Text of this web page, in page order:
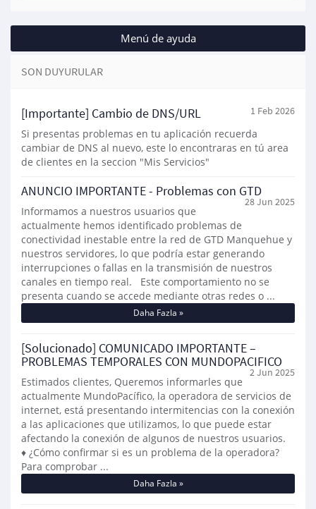
Menú de ayuda
SON DUYURULAR
[Importante] Cambio de DNS/URL 1 Feb 2026
Si presentas problemas en tu aplicación recuerda
cambiar de DNS al nuevo, este lo encontraras en tú area
de clientes en la seccion "Mis Servicios"
ANUNCIO IMPORTANTE - Problemas con GTD
28 Jun 2025
Informamos a nuestros usuarios que
actualmente hemos identificado problemas de
conectividad inestable entre la red de GTD Manquehue y
nuestros servidores, lo que podría estar generando
interrupciones o fallas en la transmisión de nuestros
canales en tiempo real. Este comportamiento no se
presenta cuando se accede mediante otras redes o ...
Daha Fazla »
[Solucionado] COMUNICADO IMPORTANTE –
PROBLEMAS TEMPORALES CON MUNDOPACIFICO
2 Jun 2025
Estimados clientes, Queremos informarles que
actualmente MundoPacífico, la operadora de servicios de
internet, está presentando intermitencias con la conexión
a las aplicaciones que utilizamos, lo que puede estar
afectando la conexión de algunos de nuestros usuarios.
♦ ¿Cómo confirmar si es un problema de la operadora?
Para comprobar ...
Daha Fazla »